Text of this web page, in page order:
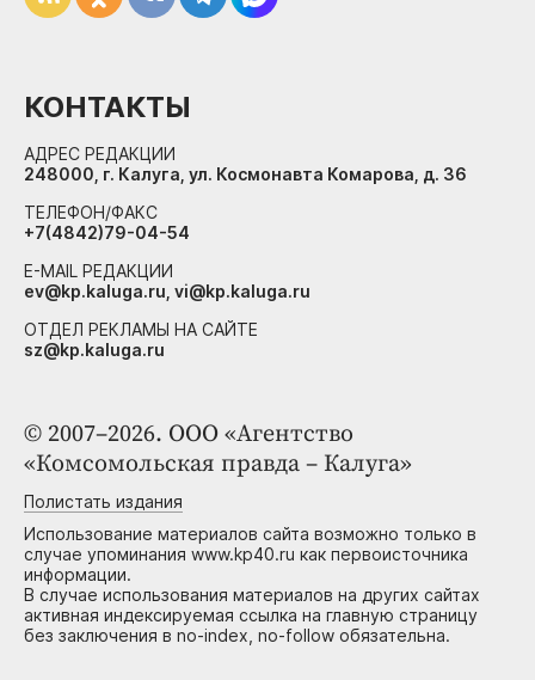
© 2007–2026. ООО «Агентство
«Комсомольская правда – Калуга»
Полистать издания
Использование материалов сайта возможно только в
случае упоминания www.kp40.ru как первоисточника
информации.
В случае использования материалов на других сайтах
активная индексируемая ссылка на главную страницу
без заключения в no-index, no-follow обязательна.
КОНТАКТЫ
АДРЕС РЕДАКЦИИ
248000, г. Калуга, ул. Космонавта Комарова, д. 36
ТЕЛЕФОН/ФАКС
+7(4842)79-04-54
E-MAIL РЕДАКЦИИ
ev@kp.kaluga.ru, vi@kp.kaluga.ru
ОТДЕЛ РЕКЛАМЫ НА САЙТЕ
sz@kp.kaluga.ru